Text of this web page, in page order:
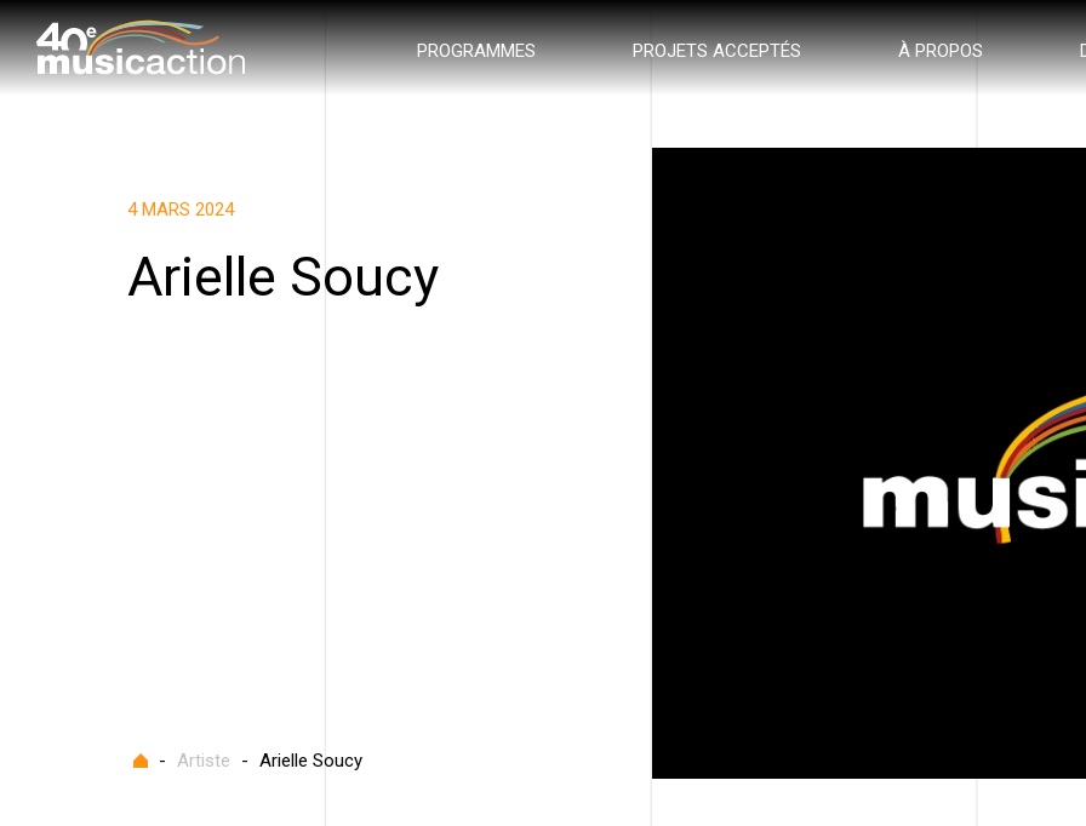
PROGRAMMES PROJETS ACCEPTÉS À PROPOS
4 MARS 2024
Arielle Soucy
Accueil
- Artiste - Arielle Soucy